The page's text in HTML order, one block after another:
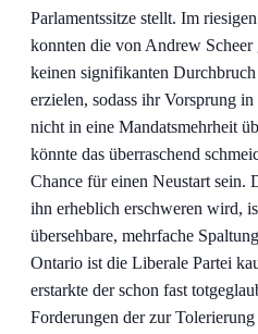
Parlamentssitze stellt. Im
konnten die von Andrew
keinen signifikanten
erzielen, sodass ihr Vorsprung
nicht in eine Mandatsmehrheit
könnte das überraschend
Chance für einen Neustart sein.
ihn erheblich erschweren wird,
übersehbare, mehrfache
Ontario ist die Liberale Partei
erstarkte der schon fast
Forderungen der zur